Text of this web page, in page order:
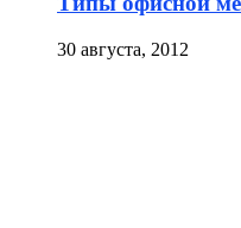
30 августа, 2012